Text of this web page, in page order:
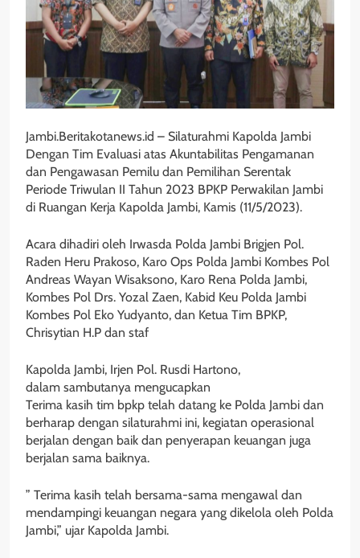
Jambi.Beritakotanews.id – Silaturahmi Kapolda Jambi
Dengan Tim Evaluasi atas Akuntabilitas Pengamanan
dan Pengawasan Pemilu dan Pemilihan Serentak
Periode Triwulan II Tahun 2023 BPKP Perwakilan Jambi
di Ruangan Kerja Kapolda Jambi, Kamis (11/5/2023).
Acara dihadiri oleh Irwasda Polda Jambi Brigjen Pol.
Raden Heru Prakoso, Karo Ops Polda Jambi Kombes Pol
Andreas Wayan Wisaksono, Karo Rena Polda Jambi,
Kombes Pol Drs. Yozal Zaen, Kabid Keu Polda Jambi
Kombes Pol Eko Yudyanto, dan Ketua Tim BPKP,
Chrisytian H.P dan staf
Kapolda Jambi, Irjen Pol. Rusdi Hartono,
dalam sambutanya mengucapkan
Terima kasih tim bpkp telah datang ke Polda Jambi dan
berharap dengan silaturahmi ini, kegiatan operasional
berjalan dengan baik dan penyerapan keuangan juga
berjalan sama baiknya.
” Terima kasih telah bersama-sama mengawal dan
mendampingi keuangan negara yang dikelola oleh Polda
Jambi,” ujar Kapolda Jambi.